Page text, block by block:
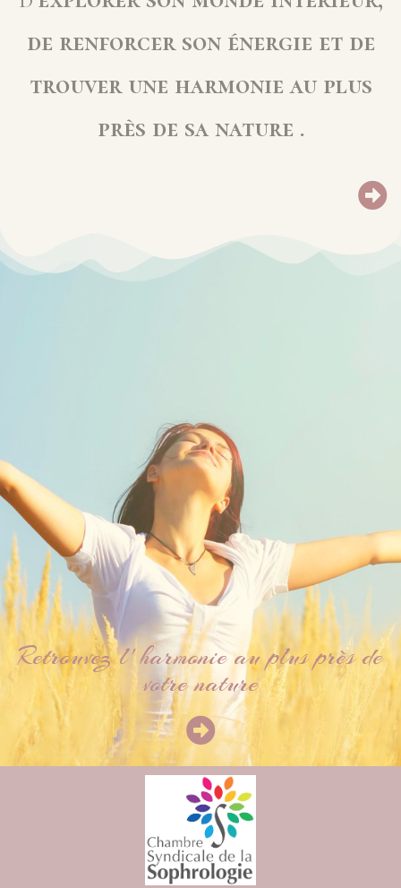
de renforcer son énergie et de
trouver une harmonie au plus
près de sa nature .
Retrouvez l' harmonie au plus près de
votre nature